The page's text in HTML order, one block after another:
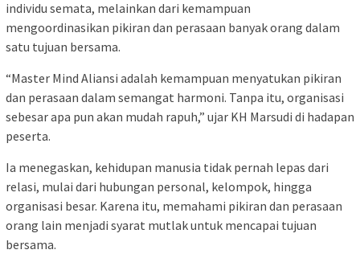
individu semata, melainkan dari kemampuan
mengoordinasikan pikiran dan perasaan banyak orang dalam
satu tujuan bersama.
“Master Mind Aliansi adalah kemampuan menyatukan pikiran
dan perasaan dalam semangat harmoni. Tanpa itu, organisasi
sebesar apa pun akan mudah rapuh,” ujar KH Marsudi di hadapan
peserta.
Ia menegaskan, kehidupan manusia tidak pernah lepas dari
relasi, mulai dari hubungan personal, kelompok, hingga
organisasi besar. Karena itu, memahami pikiran dan perasaan
orang lain menjadi syarat mutlak untuk mencapai tujuan
bersama.